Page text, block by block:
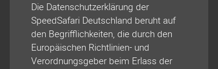
Die Datenschutzerklärung der
SpeedSafari Deutschland beruht auf
den Begrifflichkeiten, die durch den
Europäischen Richtlinien- und
Verordnungsgeber beim Erlass der